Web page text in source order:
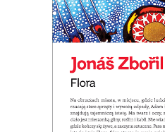
Premiera:
KSIĄŻKA